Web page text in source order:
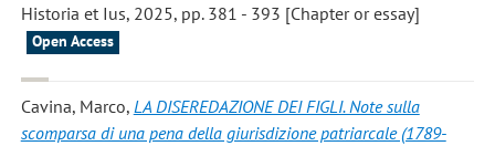
Historia et Ius, 2025, pp. 381 - 393 [Chapter or essay]
Open Access
Cavina, Marco, LA DISEREDAZIONE DEI FIGLI. Note sulla
scomparsa di una pena della giurisdizione patriarcale (1789-